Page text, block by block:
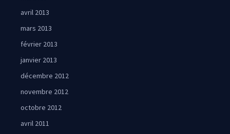
avril 2013
mars 2013
février 2013
janvier 2013
décembre 2012
novembre 2012
octobre 2012
avril 2011